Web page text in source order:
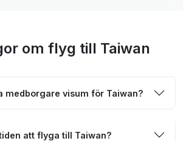
om flyg till Taiwan
medborgare visum för Taiwan?
att flyga till Taiwan?